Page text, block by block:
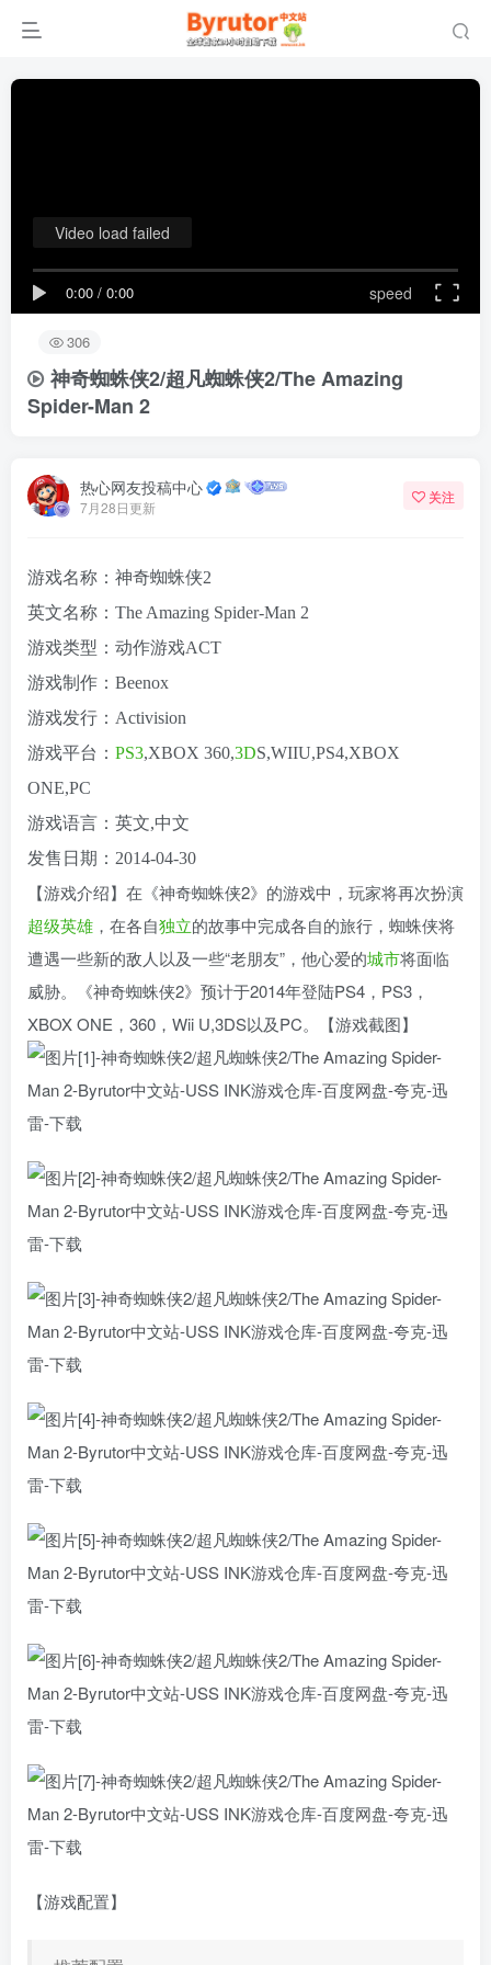
0:00 / 0:00 speed
Video load failed
306
神奇蜘蛛侠2/超凡蜘蛛侠2/The Amazing
Spider-Man 2
热心网友投稿中心
7月28日更新
关注
游戏名称：神奇蜘蛛侠2
英文名称：The Amazing Spider-Man 2
游戏类型：动作游戏ACT
游戏制作：Beenox
游戏发行：Activision
游戏平台： PS3,XBOX 360,3DS,WIIU,PS4,XBOX
ONE,PC
游戏语言：英文,中文
发售日期：2014-04-30
【游戏介绍】在《神奇蜘蛛侠2》的游戏中，玩家将再次扮演
超级英雄 ，在各自独立的故事中完成各自的旅行，蜘蛛侠将
遭遇一些新的敌人以及一些“老朋友”，他心爱的城市将面临
威胁。《神奇蜘蛛侠2》预计于2014年登陆PS4，PS3，
XBOX ONE，360，Wii U,3DS以及PC。【游戏截图】
【游戏配置】